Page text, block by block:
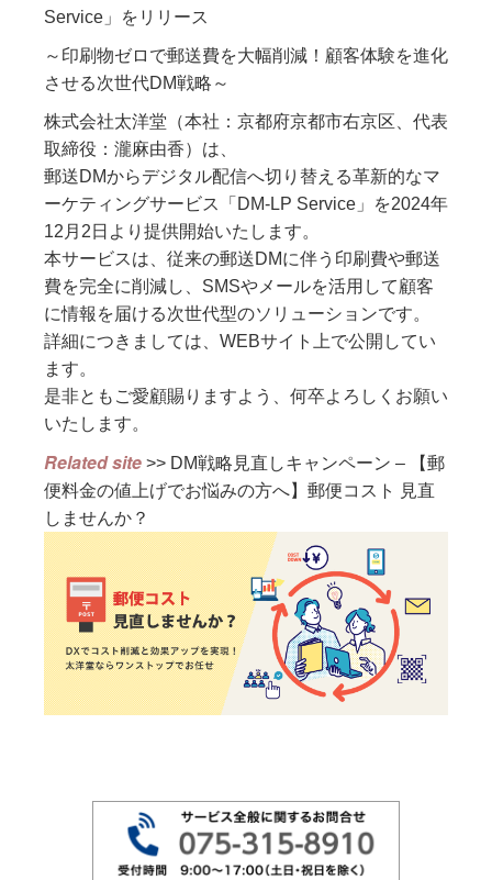
Service」をリリース
～印刷物ゼロで郵送費を大幅削減！顧客体験を進化
させる次世代DM戦略～
株式会社太洋堂（本社：京都府京都市右京区、代表
取締役：瀧麻由香）は、
郵送DMからデジタル配信へ切り替える革新的なマ
ーケティングサービス「DM-LP Service」を2024年
12月2日より提供開始いたします。
本サービスは、従来の郵送DMに伴う印刷費や郵送
費を完全に削減し、SMSやメールを活用して顧客
に情報を届ける次世代型のソリューションです。
詳細につきましては、WEBサイト上で公開してい
ます。
是非ともご愛顧賜りますよう、何卒よろしくお願い
いたします。
Related site >> DM戦略見直しキャンペーン – 【郵
便料金の値上げでお悩みの方へ】郵便コスト 見直
しませんか？